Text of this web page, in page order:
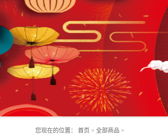
您现在的位置： 首页 > 全部商品 >